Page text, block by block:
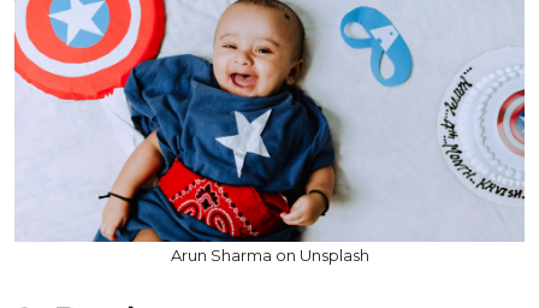
Arun Sharma on Unsplash